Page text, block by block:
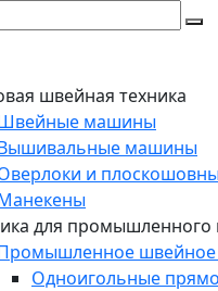
швейная техника
машины
машины
и
для промышленного
швейное
Одноигольные